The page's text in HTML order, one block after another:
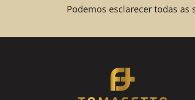
Podemos esclarecer todas as